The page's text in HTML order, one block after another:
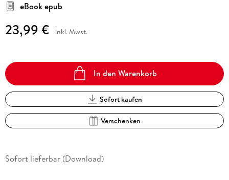
eBook epub
23,99 € inkl. Mwst.
In den Warenkorb
Sofort kaufen
Verschenken
Sofort lieferbar (Download)